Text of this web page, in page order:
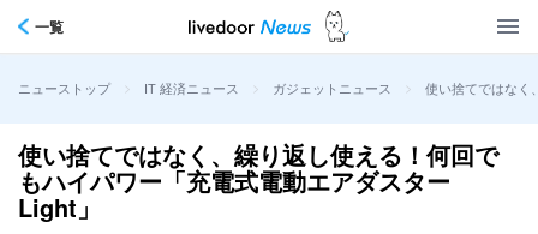
一覧
ニューストップ > IT 経済ニュース > ガジェットニュース > 使い捨てではなく
使い捨てではなく、繰り返し使える！何回で
もハイパワー「充電式電動エアダスター
Light」